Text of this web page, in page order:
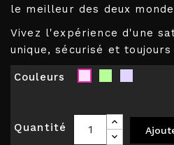
le meilleur des deux
Vivez l'expérience d'une
unique, sécurisé et
Couleurs
Quantité